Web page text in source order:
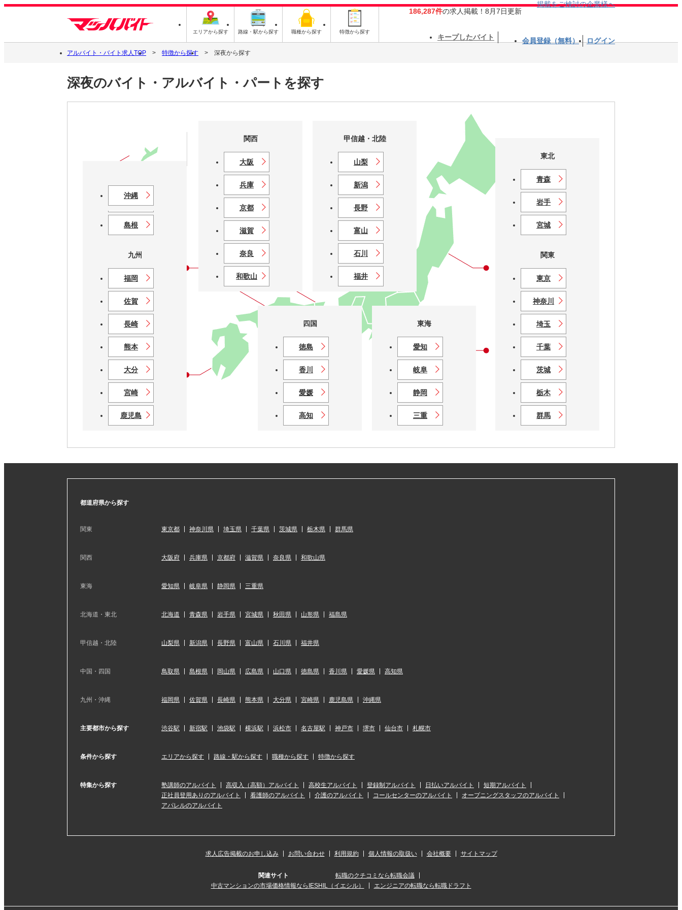
エリアから探す 路線・駅から探す 職種から探す 特徴から探す
186,287件の求人掲載！8月7日更新
掲載をご検討の企業様へ
キープしたバイト 会員登録（無料） ログイン
アルバイト・バイト求人TOP 特徴から探す 深夜から探す
深夜のバイト・アルバイト・パートを探す
北海道
東北
青森
岩手
宮城
山形
福島
関東
東京
神奈川
埼玉
千葉
茨城
栃木
群馬
甲信越・北陸
山梨
新潟
長野
富山
石川
福井
東海
愛知
岐阜
静岡
三重
関西
大阪
兵庫
京都
滋賀
奈良
和歌山
島根
広島
山口
四国
徳島
香川
愛媛
高知
九州
福岡
佐賀
長崎
熊本
大分
宮崎
鹿児島
沖縄
都道府県から探す
関東 東京都 神奈川県 埼玉県 千葉県 茨城県 栃木県 群馬県
関西 大阪府 兵庫県 京都府 滋賀県 奈良県 和歌山県
東海 愛知県 岐阜県 静岡県 三重県
北海道・東北 北海道 青森県 岩手県 宮城県 秋田県 山形県 福島県
甲信越・北陸 山梨県 新潟県 長野県 富山県 石川県 福井県
中国・四国 鳥取県 島根県 岡山県 広島県 山口県 徳島県 香川県 愛媛県 高知県
九州・沖縄 福岡県 佐賀県 長崎県 熊本県 大分県 宮崎県 鹿児島県 沖縄県
主要都市から探す 渋谷駅 新宿駅 池袋駅 横浜駅 浜松市 名古屋駅 神戸市 堺市 仙台市 札幌市
条件から探す エリアから探す 路線・駅から探す 職種から探す 特徴から探す
特集から探す 塾講師のアルバイト 高収入（高額）アルバイト 高校生アルバイト 登録制アルバイト 日払いアルバイト
短期アルバイト
正社員登用ありのアルバイト
看護師のアルバイト 介護のアルバイト コールセンターのアルバイト
オープニングスタッフのアルバイト
アパレルのアルバイト
求人広告掲載のお申し込み お問い合わせ 利用規約 個人情報の取扱い 会社概要 サイトマップ
関連サイト
転職のクチコミなら転職会議
中古マンションの市場価格情報ならIESHIL（イエシル）
エンジニアの転職なら転職ドラフト